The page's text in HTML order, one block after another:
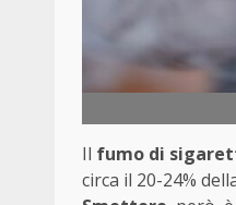
Il fumo di
circa il 20-24%